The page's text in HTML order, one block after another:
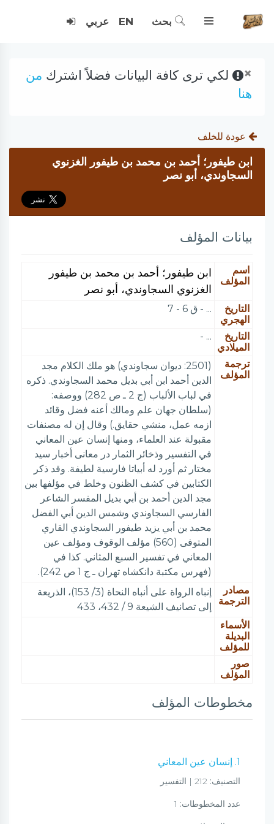
بحث EN عربي
× لكي ترى كافة البيانات فضلاً اشترك من
هنا
عودة للخلف
ابن طيفور؛ أحمد بن محمد بن طيفور الغزنوي
السجاوندي، أبو نصر
بيانات المؤلف
اسم
المؤلف
ابن طيفور؛ أحمد بن محمد بن طيفور
الغزنوي السجاوندي، أبو نصر
التاريخ
الهجري
... - ق 6 - 7
التاريخ
الميلادي
... -
ترجمة
المؤلف
(2501: ديوان سجاوندي) هو ملك الكلام مجد
الدين أحمد ابن أبي بديل محمد السجاوندي. ذكره
في لباب الألباب (ج 2 ـ ص 282) ووصفه:
(سلطان جهان علم ومالك أعنه فضل وقائد
ازمه عمل، منشي حقايق.) وقال إن له مصنفات
مقبولة عند العلماء، ومنها إنسان عين المعاني
في التفسير وذخائر الثمار در معانى أخبار سيد
مختار ثم أورد له أبياتا فارسية لطيفة. وقد ذكر
الكتابين في كشف الظنون وخلط في مؤلفها بين
مجد الدين أحمد بن أبي بديل المفسر الشاعر
الفارسي السجاوندي وشمس الدين أبي الفضل
محمد بن أبي يزيد طيفور السجاوندي القاري
المتوفى (560) مؤلف الوقوف ومؤلف عين
المعاني في تفسير السبع المثاني. كذا في
(فهرس مكتبة دانكشاه تهران ـ ج 1 ص 242).
مصادر
الترجمة
إنباه الرواة على أنباه النحاة (3/ 153)، الذريعة
إلى تصانيف الشيعة 9 / 432، 433
الأسماء
البديلة
للمؤلف
صور
المؤلف
مخطوطات المؤلف
1. إنسان عين المعاني
التصنيف:
عدد المخطوطات: